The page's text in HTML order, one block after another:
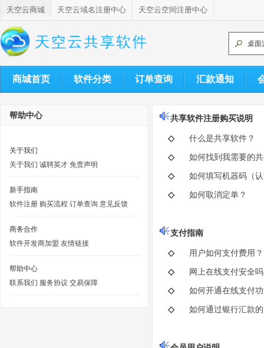
天空云商城 天空云域名注册中心 天空云空间注册中心
桌面
择日
软件
排课
微信
手
批量
择日
商城首页 软件分类 订单查询 汇款通知
帮助中心
关于我们
关于我们 诚聘英才 免责声明
新手指南
软件注册 购买流程 订单查询 意见反馈
商务合作
软件开发商加盟 友情链接
帮助中心
联系我们 服务协议 交易保障
共享软件注册购买说明
◇
什么是共享软件？
◇
如何找到我需要的
◇
如何填写机器码（
◇
如何取消定单？
支付指南
◇
用户如何支付费用？
◇
网上在线支付安全
◇
如何开通在线支付
◇
如何通过银行汇款